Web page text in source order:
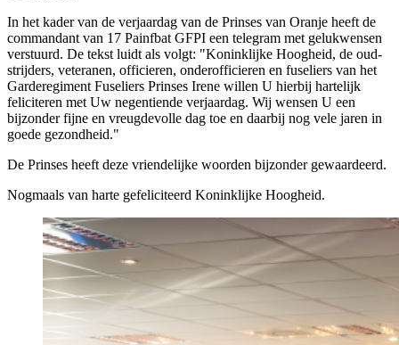
In het kader van de verjaardag van de Prinses van Oranje heeft de
commandant van 17 Painfbat GFPI een telegram met gelukwensen
verstuurd. De tekst luidt als volgt: "Koninklijke Hoogheid, de oud-
strijders, veteranen, officieren, onderofficieren en fuseliers van het
Garderegiment Fuseliers Prinses Irene willen U hierbij hartelijk
feliciteren met Uw negentiende verjaardag. Wij wensen U een
bijzonder fijne en vreugdevolle dag toe en daarbij nog vele jaren in
goede gezondheid."
De Prinses heeft deze vriendelijke woorden bijzonder gewaardeerd.
Nogmaals van harte gefeliciteerd Koninklijke Hoogheid.